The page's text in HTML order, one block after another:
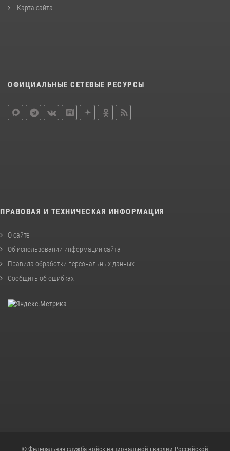
Карта сайта
ОФИЦИАЛЬНЫЕ СЕТЕВЫЕ РЕСУРСЫ
ПРАВОВАЯ И ТЕХНИЧЕСКАЯ ИНФОРМАЦИЯ
О сайте
Об использовании информации сайта
Правила обработки персональных данных
Сообщить об ошибках
© Федеральная служба войск национальной гвардии Российской